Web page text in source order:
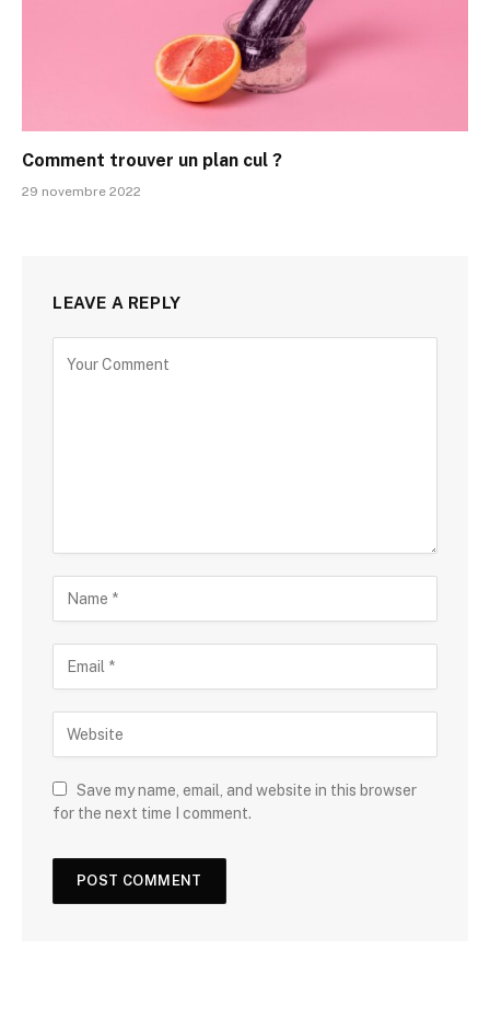
Comment trouver un plan cul ?
29 novembre 2022
LEAVE A REPLY
Save my name, email, and website in this browser
for the next time I comment.